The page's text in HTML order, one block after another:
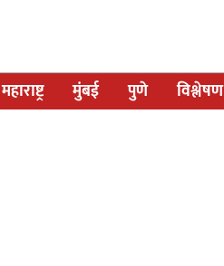
महाराष्ट्र मुंबई पुणे विश्लेषण